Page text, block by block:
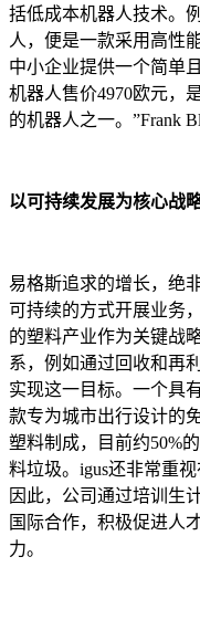
括低成本机器人技术。
人，便是一款采用高性
中小企业提供一个简单
机器人售价4970欧元，
的机器人之一。”Frank
以可持续发展为核心战
易格斯追求的增长，绝
可持续的方式开展业务
的塑料产业作为关键战
系，例如通过回收和再
实现这一目标。一个具
款专为城市出行设计的
塑料制成，目前约50%
料垃圾。igus还非常重
因此，公司通过培训生
国际合作，积极促进人
力。